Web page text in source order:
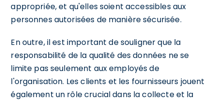
appropriée, et qu'elles soient accessibles aux
personnes autorisées de manière sécurisée.
En outre, il est important de souligner que la
responsabilité de la qualité des données ne se
limite pas seulement aux employés de
l'organisation. Les clients et les fournisseurs jouent
également un rôle crucial dans la collecte et la